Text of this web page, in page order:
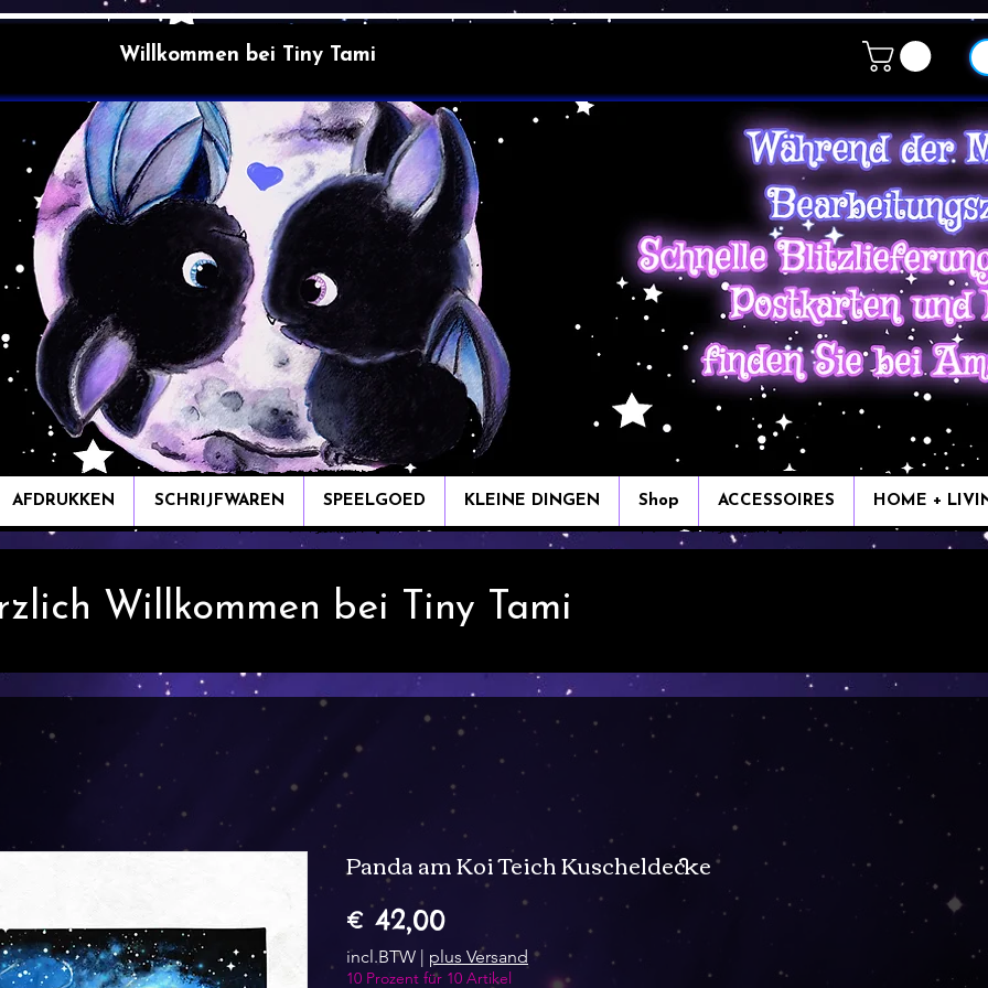
Willkommen bei Tiny Tami
AFDRUKKEN SCHRIJFWAREN SPEELGOED KLEINE DINGEN Shop ACCESSOIRES HOME +
Willkommen bei Tiny Tami
Panda am Koi Teich Kuscheldecke
€ 42,00Prijs
incl.BTW | plus Versand
10 Prozent für 10 Artikel